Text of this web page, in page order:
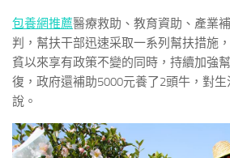
包養網推薦醫療救助、教育資助、產業
判，幫扶干部迅速采取一系列幫扶措施
貧以來享有政策不變的同時，持續加強
復，政府還補助5000元養了2頭牛，對
說。